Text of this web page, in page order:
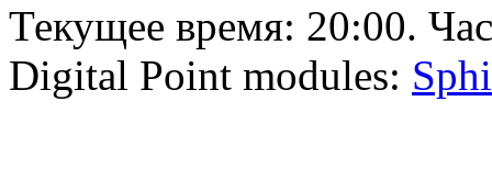
Текущее время: 20:00.
Digital Point modules: